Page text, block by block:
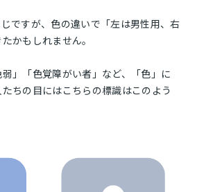
ですが、色の違いで「左は男性用、右
かもしれません。
」「色覚障がい者」など、「色」に
ちの目にはこちらの標識はこのよう